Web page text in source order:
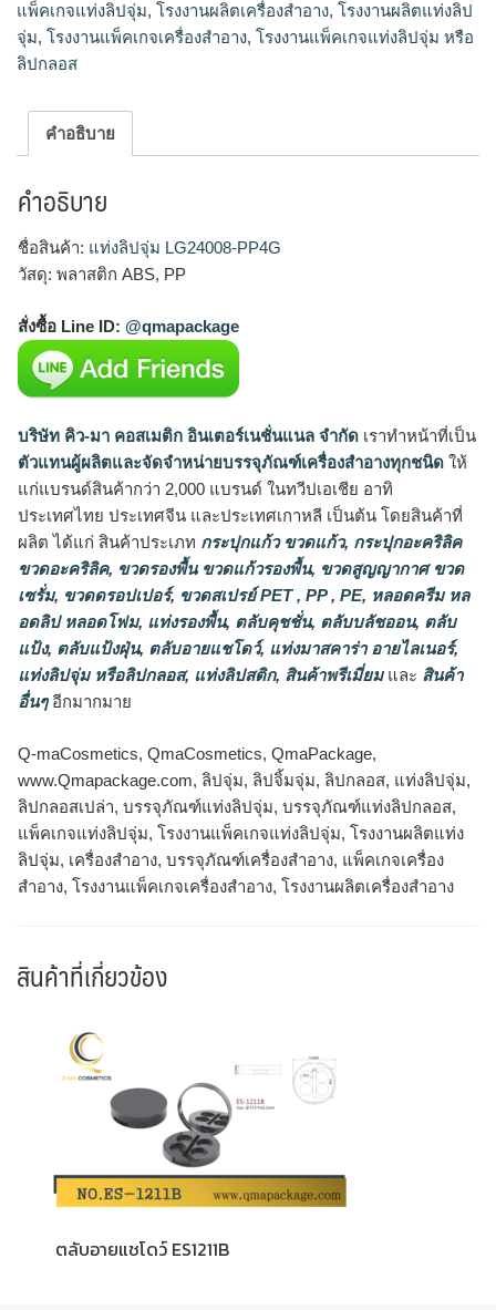
แพ็คเกจแท่งลิปจุ่ม, โรงงานผลิตเครื่องสำอาง, โรงงานผลิตแท่งลิป
จุ่ม, โรงงานแพ็คเกจเครื่องสำอาง, โรงงานแพ็คเกจแท่งลิปจุ่ม หรือ
ลิปกลอส
คำอธิบาย
คำอธิบาย
ชื่อสินค้า: แท่งลิปจุ่ม LG24008-PP4G
วัสดุ: พลาสติก ABS, PP
สั่งซื้อ Line ID: @qmapackage
บริษัท คิว-มา คอสเมติก อินเตอร์เนชั่นแนล จำกัด เราทำหน้าที่เป็น
ตัวแทนผู้ผลิตและจัดจำหน่ายบรรจุภัณฑ์เครื่องสำอางทุกชนิด ให้
แก่แบรนด์สินค้ากว่า 2,000 แบรนด์ ในทวีปเอเชีย อาทิ
ประเทศไทย ประเทศจีน และประเทศเกาหลี เป็นต้น โดยสินค้าที่
ผลิต ได้แก่ สินค้าประเภท กระปุกแก้ว ขวดแก้ว, กระปุกอะคริลิค
ขวดอะคริลิค, ขวดรองพื้น ขวดแก้วรองพื้น, ขวดสูญญากาศ ขวด
เซรั่ม, ขวดดรอปเปอร์, ขวดสเปรย์ PET , PP , PE, หลอดครีม หล
อดลิป หลอดโฟม, แท่งรองพื้น, ตลับคุชชั่น, ตลับบลัชออน, ตลับ
แป้ง, ตลับแป้งฝุ่น, ตลับอายแชโดว์, แท่งมาสคาร่า อายไลเนอร์,
แท่งลิปจุ่ม หรือลิปกลอส, แท่งลิปสติก, สินค้าพรีเมี่ยมและ สินค้า
อื่นๆอีกมากมาย
Q-maCosmetics, QmaCosmetics, QmaPackage,
www.Qmapackage.com, ลิปจุ่ม, ลิปจิ้มจุ่ม, ลิปกลอส, แท่งลิปจุ่ม,
ลิปกลอสเปล่า, บรรจุภัณฑ์แท่งลิปจุ่ม, บรรจุภัณฑ์แท่งลิปกลอส,
แพ็คเกจแท่งลิปจุ่ม, โรงงานแพ็คเกจแท่งลิปจุ่ม, โรงงานผลิตแท่ง
ลิปจุ่ม, เครื่องสำอาง, บรรจุภัณฑ์เครื่องสำอาง, แพ็คเกจเครื่อง
สำอาง, โรงงานแพ็คเกจเครื่องสำอาง, โรงงานผลิตเครื่องสำอาง
สินค้าที่เกี่ยวข้อง
ตลับอายแชโดว์ ES1211B